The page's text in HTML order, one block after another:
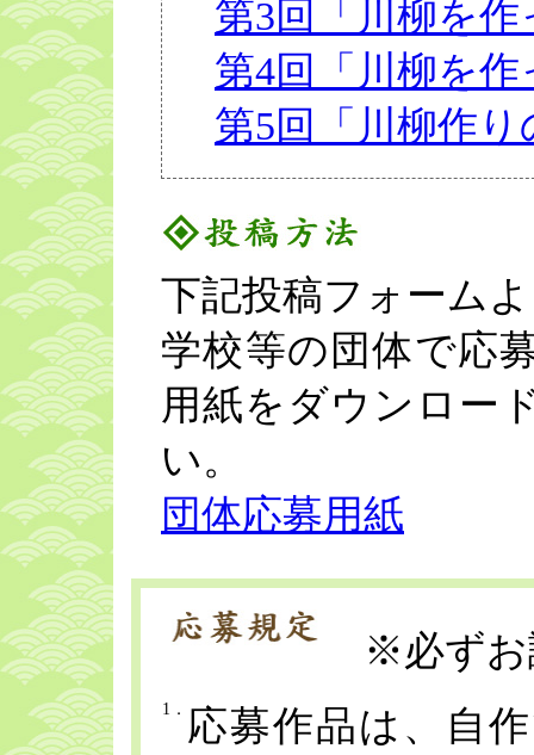
第3回「川柳を
第4回「川柳を
第5回「川柳作
下記投稿フォーム
学校等の団体で応
用紙をダウンロー
い。
団体応募用紙
※必ずお
1． 応募作品は、自